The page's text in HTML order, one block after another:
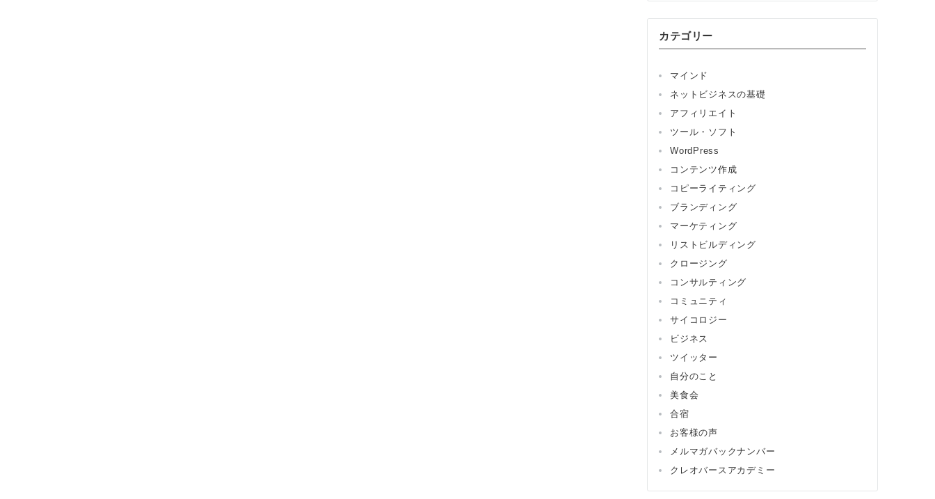
カテゴリー
マインド
ネットビジネスの基礎
アフィリエイト
ツール・ソフト
WordPress
コンテンツ作成
コピーライティング
ブランディング
マーケティング
リストビルディング
クロージング
コンサルティング
コミュニティ
サイコロジー
ビジネス
ツイッター
自分のこと
美食会
合宿
お客様の声
メルマガバックナンバー
クレオバースアカデミー